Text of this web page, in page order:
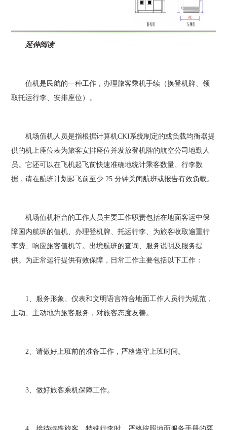
延伸阅读
值机是民航的一种工作，办理旅客乘机手续（换登机牌、领
取托运行李、安排座位）。
机场值机人员是指根据计算机CKI系统制定的或负载均衡器提
供的机上座位表为旅客安排座位并发放登机牌的航空公司地勤人
员。它还可以在飞机起飞前快速准确地统计乘客数量、行李数
据，请在航班计划起飞前至少 25 分钟关闭航班或报告有效负载。
机场值机柜台的工作人员主要工作职责包括在地面客运中保
障国内航班的值机、办理登机牌、托运行李、为旅客收取逾重行
李费、响应旅客值机等。出境航班的查询、服务说明及服务提
供。为正常运行提供有效保障，日常工作主要包括以下工作：
1、服务形象、仪表和文明语言符合地面工作人员行为规范，
主动、主动地为旅客服务，对旅客态度友善。
2、请做好上班前的准备工作，严格遵守上班时间。
3、做好旅客乘机保障工作。
4、接待特殊旅客、特殊行李时，严格按照地面服务手册的要